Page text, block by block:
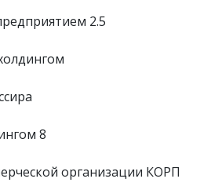
2.5
8
организации КОРП